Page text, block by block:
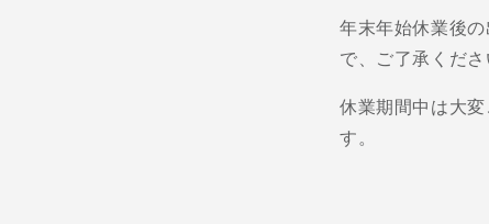
年末年始休業後
で、ご了承くださ
休業期間中は大
す。